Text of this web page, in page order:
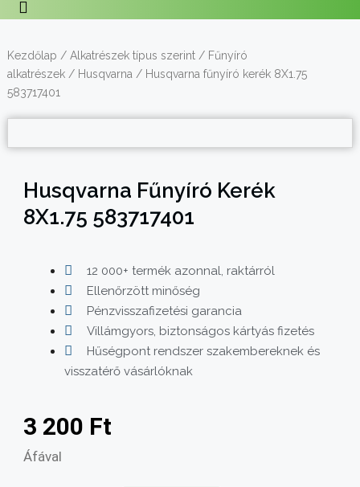
Kezdőlap / Alkatrészek típus szerint/ Fűnyíró
alkatrészek/ Husqvarna / Husqvarna fűnyíró kerék 8X1.75
583717401
Husqvarna Fűnyíró Kerék
8X1.75 583717401
12 000+ termék azonnal, raktárról
Ellenőrzött minőség
Pénzvisszafizetési garancia
Villámgyors, biztonságos kártyás fizetés
Hűségpont rendszer szakembereknek és
visszatérő vásárlóknak
3 200 Ft
Áfával